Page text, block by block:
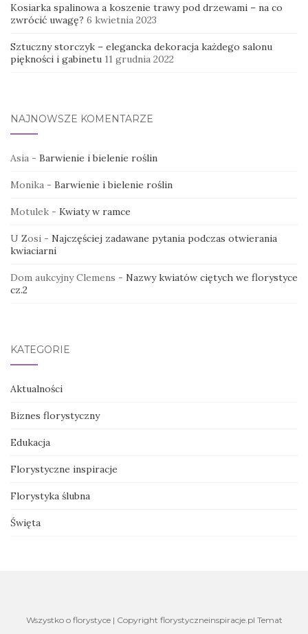
Kosiarka spalinowa a koszenie trawy pod drzewami – na co
zwrócić uwagę? 6 kwietnia 2023
Sztuczny storczyk – elegancka dekoracja każdego salonu
piękności i gabinetu 11 grudnia 2022
NAJNOWSZE KOMENTARZE
Asia - Barwienie i bielenie roślin
Monika - Barwienie i bielenie roślin
Motulek - Kwiaty w ramce
U Zosi - Najczęściej zadawane pytania podczas otwierania
kwiaciarni
Dom aukcyjny Clemens - Nazwy kwiatów ciętych we florystyce
cz.2
KATEGORIE
Aktualności
Biznes florystyczny
Edukacja
Florystyczne inspiracje
Florystyka ślubna
Święta
Wszystko o florystyce | Copyright florystyczneinspiracje.pl Temat